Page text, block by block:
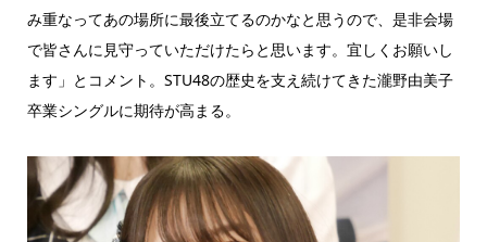
み重なってあの場所に最後立てるのかなと思うので、是非会場
で皆さんに見守っていただけたらと思います。宜しくお願いし
ます」とコメント。STU48の歴史を支え続けてきた瀧野由美子
卒業シングルに期待が高まる。